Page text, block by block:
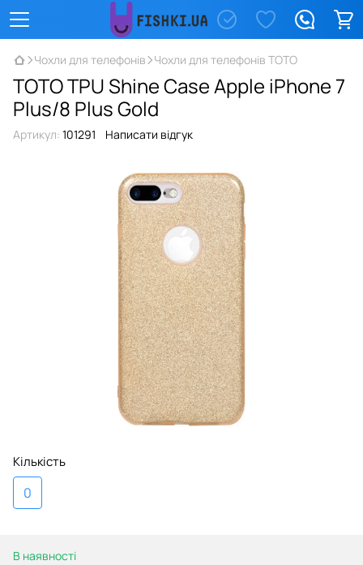
Чохли для телефонів Чохли для телефонів TOTO
TOTO TPU Shine Case Apple iPhone 7
Plus/8 Plus Gold
Артикул: 101291 Написати відгук
Кількість
0
В наявності